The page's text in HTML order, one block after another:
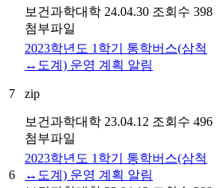
보건과학대학 24.04.30 조회수 398
첨부파일
7
2023학년도 1학기 통학버스(삼척
↔도계) 운영 계획 알림
zip
보건과학대학 23.04.12 조회수 496
첨부파일
6
2023학년도 1학기 통학버스(삼척
↔도계) 운영 계획 알림